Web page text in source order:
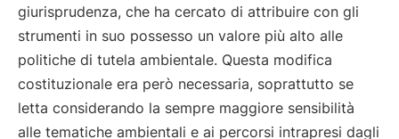
giurisprudenza, che ha cercato di attribuire con gli
strumenti in suo possesso un valore più alto alle
politiche di tutela ambientale. Questa modifica
costituzionale era però necessaria, soprattutto se
letta considerando la sempre maggiore sensibilità
alle tematiche ambientali e ai percorsi intrapresi dagli